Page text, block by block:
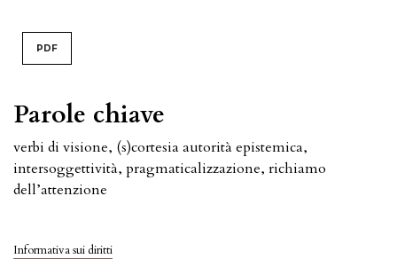
Parole chiave
verbi di visione, (s)cortesia autorità epistemica,
intersoggettività, pragmaticalizzazione, richiamo
dell’attenzione
Informativa sui diritti
PDF